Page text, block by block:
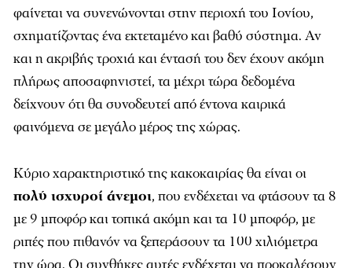
φαίνεται να συνενώνονται στην περιοχή του Ιονίου,
σχηματίζοντας ένα εκτεταμένο και βαθύ σύστημα. Αν
και η ακριβής τροχιά και έντασή του δεν έχουν ακόμη
πλήρως αποσαφηνιστεί, τα μέχρι τώρα δεδομένα
δείχνουν ότι θα συνοδευτεί από έντονα καιρικά
φαινόμενα σε μεγάλο μέρος της χώρας.
Κύριο χαρακτηριστικό της κακοκαιρίας θα είναι οι
πολύ ισχυροί άνεμοι, που ενδέχεται να φτάσουν τα 8
με 9 μποφόρ και τοπικά ακόμη και τα 10 μποφόρ, με
ριπές που πιθανόν να ξεπεράσουν τα 100 χιλιόμετρα
την ώρα. Οι συνθήκες αυτές ενδέχεται να προκαλέσουν